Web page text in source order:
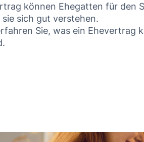
können Ehegatten für den
sich gut verstehen.
Sie, was ein Ehevertrag